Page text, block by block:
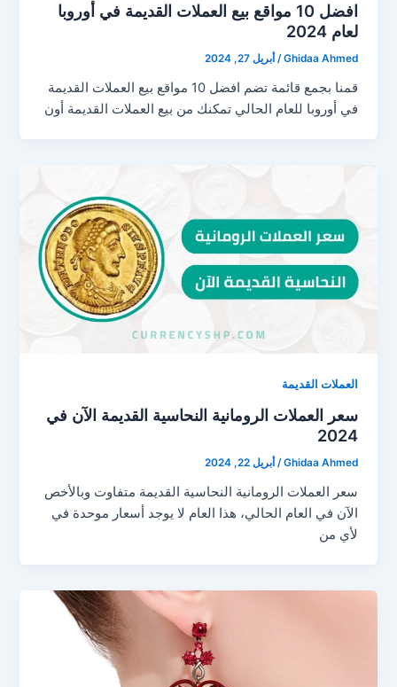
افضل 10 مواقع بيع العملات القديمة في أوروبا
لعام 2024
Ghidaa Ahmed
/ أبريل 27, 2024
قمنا بجمع قائمة تضم افضل 10 مواقع بيع العملات القديمة
في أوروبا للعام الحالي تمكنك من بيع العملات القديمة أون
العملات القديمة
سعر العملات الرومانية النحاسية القديمة الآن في
2024
Ghidaa Ahmed
/ أبريل 22, 2024
سعر العملات الرومانية النحاسية القديمة متفاوت وبالأخص
الآن في العام الحالي، هذا العام لا يوجد أسعار موحدة في
لأي من